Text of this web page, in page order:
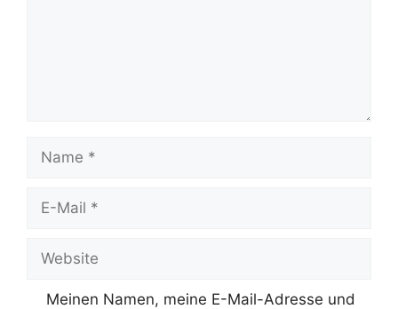
Mail
Meinen Namen, meine E-Mail-Adresse und